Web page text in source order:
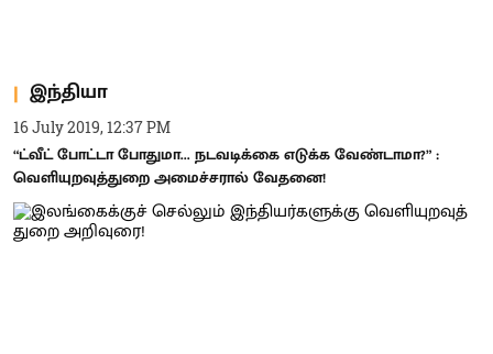
இந்தியா
16 July 2019, 12:37 PM
“ட்வீட் போட்டா போதுமா... நடவடிக்கை எடுக்க வேண்டாமா?” :
வெளியுறவுத்துறை அமைச்சரால் வேதனை!